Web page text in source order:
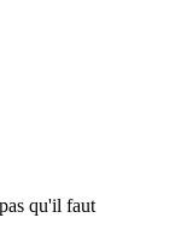
qu'il faut